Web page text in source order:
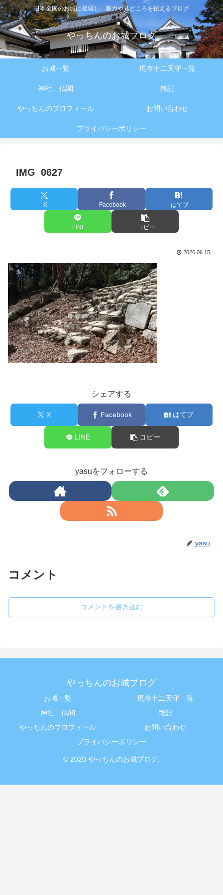
日本全国のお城に登城し、魅力や見どころを伝えるブログ
やっちんのお城ブログ
お城一覧 現存十二天守一覧
神社、仏閣 雑記
やっちんのプロフィール お問い合わせ
プライバシーポリシー
IMG_0627
X Facebook はてブ
LINE コピー
2026.06.15
シェアする
X Facebook はてブ
LINE コピー
yasuをフォローする
yasu
コメント
コメントを書き込む
やっちんのお城ブログ
お城一覧
現存十二天守一覧
神社、仏閣
雑記
やっちんのプロフィール
お問い合わせ
プライバシーポリシー
© 2020 やっちんのお城ブログ.